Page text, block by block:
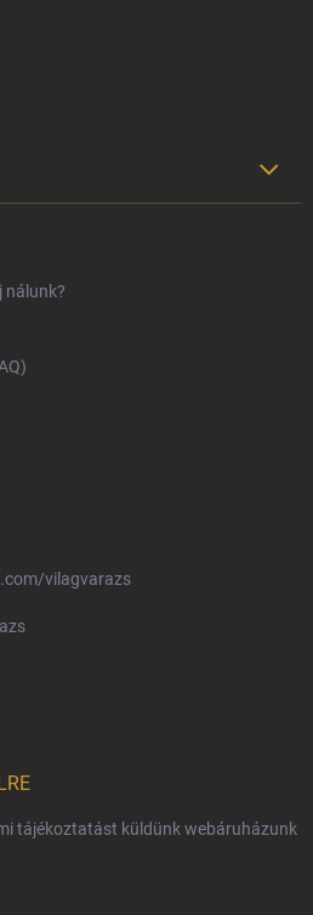

nálunk?
vilagvarazs
tájékoztatást küldünk webáruházunk